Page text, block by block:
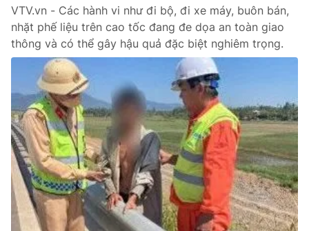
THỜI BÁO VTV
Theo dõi báo trên
Cơ quan chủ quản:
Đài Truyền hình Việt Nam
Cơ quan báo chí:Thời báo VTV
Giấy phép hoạt động báo in và báo điện tử số 483/GP-BTTTT
cấp ngày 29/12/2023
Tổng Biên tập:
Vũ Thanh Thủy
Phó Tổng Biên tập:Nguyễn Thị Mỹ Hạnh, Phạm Quốc Thắng,
VTV.vn - Các hành vi như đi bộ, đi xe máy, buôn bán,
nhặt phế liệu trên cao tốc đang đe dọa an toàn giao
thông và có thể gây hậu quả đặc biệt nghiêm trọng.